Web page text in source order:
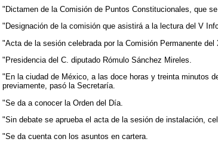
"Dictamen de la Comisión de Puntos Constitucionales, que
"Designación de la comisión que asistirá a la lectura del V
"Acta de la sesión celebrada por la Comisión Permanente
"Presidencia del C. diputado Rómulo Sánchez Mireles.
"En la ciudad de México, a las doce horas y treinta minutos
previamente, pasó la Secretaría.
"Se da a conocer la Orden del Día.
"Sin debate se aprueba el acta de la sesión de instalación,
"Se da cuenta con los asuntos en cartera.